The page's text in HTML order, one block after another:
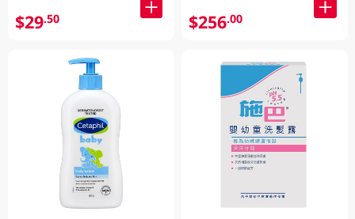
$29.50 $256.00